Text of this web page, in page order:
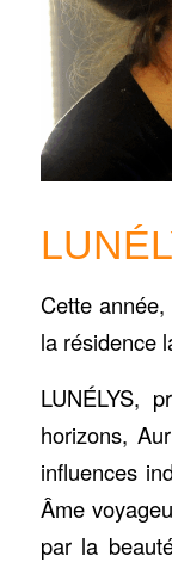
Cette année,
la résidence
LUNÉLYS,
horizons,
influences
Âme
par la